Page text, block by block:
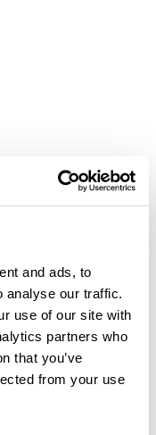
and ads, to
analyse our traffic.
use of our site with
partners who
that you’ve
from your use
un avis !